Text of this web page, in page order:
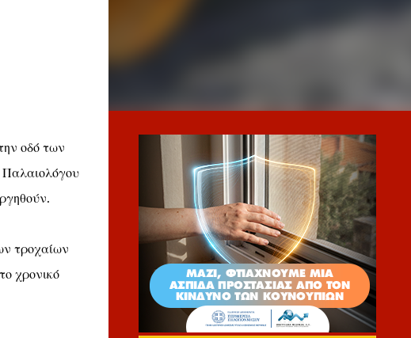
οδό των
Παλαιολόγου
τροχαίων
χρονικό